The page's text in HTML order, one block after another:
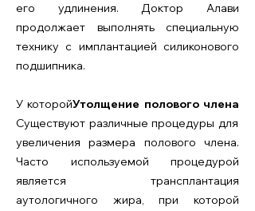
его удлинения. Доктор Алави
продолжает выполнять специальную
технику с имплантацией силиконового
подшипника.
У которойУтолщение полового члена
Существуют различные процедуры для
увеличения размера полового члена.
Часто используемой процедурой
является трансплантация
аутологичного жира, при которой